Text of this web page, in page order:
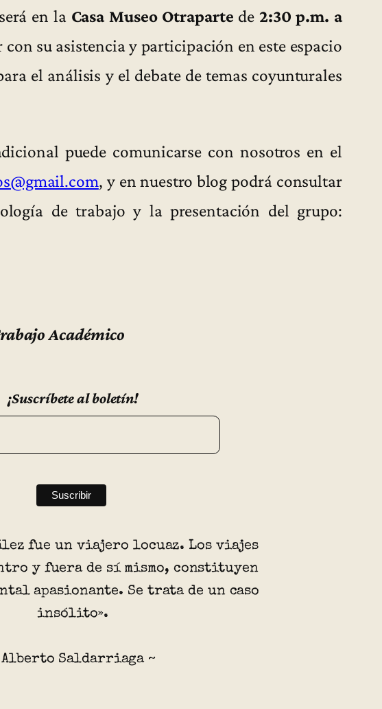
en la Casa Museo Otraparte de2:30 p.m. a
con su asistencia y participación en este espacio
el análisis y el debate de temas coyunturales
puede comunicarse con nosotros en el
, y en nuestro blog podrá consultar
de trabajo y la presentación del grupo:
Académico
¡Suscríbete al boletín!
fue un viajero locuaz. Los viajes
y fuera de sí mismo, constituyen
apasionante. Se trata de un caso
insólito».
Alberto Saldarriaga ~